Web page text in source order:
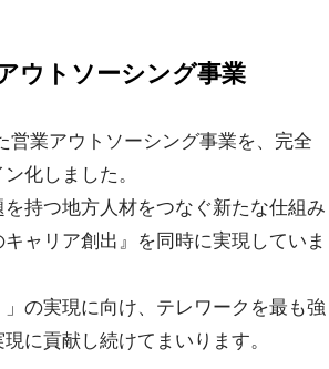
ウトソーシング事業
営業アウトソーシング事業を、完全
化しました。
持つ地方人材をつなぐ新たな仕組み
ャリア創出』を同時に実現していま
の実現に向け、テレワークを最も強
に貢献し続けてまいります。